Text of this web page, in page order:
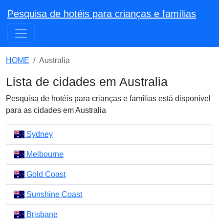
Pesquisa de hotéis para crianças e famílias
HOME Australia
Lista de cidades em Australia
Pesquisa de hotéis para crianças e famílias está disponível
para as cidades em Australia
Sydney
Melbourne
Gold Coast
Sunshine Coast
Brisbane